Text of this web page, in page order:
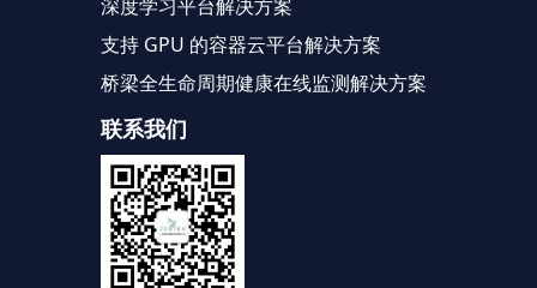
深度学习平台解决方案
支持 GPU 的容器云平台解决方案
桥梁全生命周期健康在线监测解决方案
联系我们